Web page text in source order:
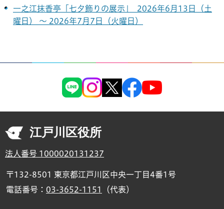
一之江抹香亭「七夕飾りの展示」 2026年6月13日（土
曜日） ～ 2026年7月7日（火曜日）
江戸川区役所
法人番号 1000020131237
〒132-8501 東京都江戸川区中央一丁目4番1号
電話番号： 03-3652-1151 （代表）